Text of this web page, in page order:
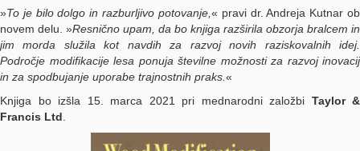
»To je bilo dolgo in razburljivo potovanje, « pravi dr. Andreja Kutnar ob
novem delu. »Resnično upam, da bo knjiga razširila obzorja bralcem in
jim morda služila kot navdih za razvoj novih raziskovalnih idej.
Področje modifikacije lesa ponuja številne možnosti za razvoj inovacij
in za spodbujanje uporabe trajnostnih praks. «
Knjiga bo izšla 15. marca 2021 pri mednarodni založbi Taylor &
Francis Ltd